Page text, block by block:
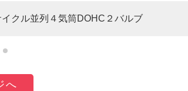
クル並列４気筒DOHC２バルブ
へ